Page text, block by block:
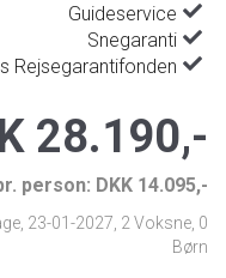
28.190,-
person: DKK 14.095,-
23-01-2027 2 Voksne, 0
Børn
Guideservice
Snegaranti
Rejsegarantifonden